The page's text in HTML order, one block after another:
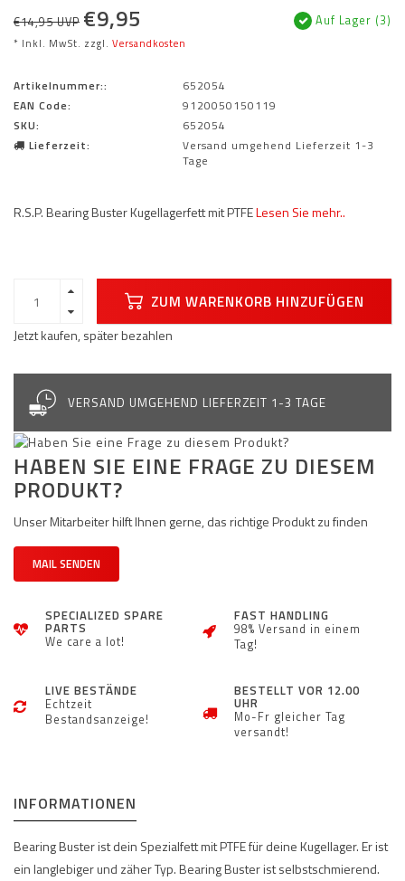
€14,95 UVP €9,95
* Inkl. MwSt. zzgl. Versandkosten
Auf Lager (3)
Artikelnummer::
652054
EAN Code:
9120050150119
SKU:
652054
Lieferzeit:
Versand umgehend Lieferzeit 1-3
Tage
R.S.P. Bearing Buster Kugellagerfett mit PTFELesen Sie mehr..
ZUM WARENKORB HINZUFÜGEN
Jetzt kaufen, später bezahlen
VERSAND UMGEHEND LIEFERZEIT 1-3 TAGE
HABEN SIE EINE FRAGE ZU DIESEM
PRODUKT?
Unser Mitarbeiter hilft Ihnen gerne, das richtige Produkt zu finden
MAIL SENDEN
SPECIALIZED SPARE
PARTS
We care a lot!
FAST HANDLING
98% Versand in einem
Tag!
LIVE BESTÄNDE
Echtzeit
Bestandsanzeige!
BESTELLT VOR 12.00
UHR
Mo-Fr gleicher Tag
versandt!
INFORMATIONEN
Bearing Buster ist dein Spezialfett mit PTFE für deine Kugellager. Er ist
ein langlebiger und zäher Typ. Bearing Buster ist selbstschmierend.